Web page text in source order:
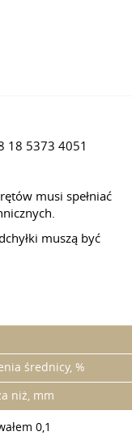
18 5373 4051
musi spełniać
muszą być
średnicy, %
niż, mm
0,1